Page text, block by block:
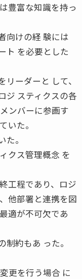
豊富な知識を持っ
向けの経 験には
ト を必要とした
ーダーと して、
ジ スティクスの各
ンバーに参画す
いた。
。
クス管理概念 を
工程であり、ロジ
他部署と連携を図
適が不可欠であ
約もあ った。
更を行う場合 に